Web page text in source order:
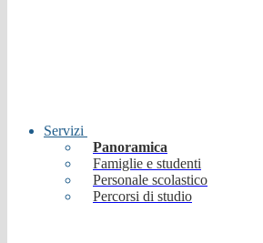
Servizi
Panoramica
Famiglie e studenti
Personale scolastico
Percorsi di studio